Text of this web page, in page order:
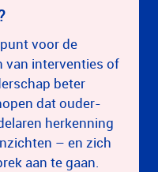
voor de
van interventies of
beter
dat ouder-
herkenning
– en zich
aan te gaan.